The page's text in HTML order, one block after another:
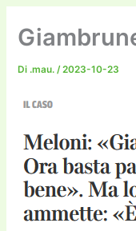
Di .mau./2023-10-23